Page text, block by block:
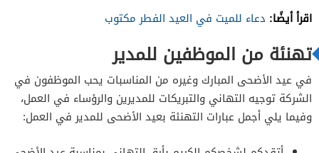
اقرأ أيضًا: دعاء للميت في العيد الفطر مكتوب
تهنئة من الموظفين للمدير
في عيد الأضحى المبارك وغيره من المناسبات يحب الموظفون في
الشركة توجيه التهاني والتبريكات للمديرين والرؤساء في العمل،
وفيما يلي أجمل عبارات التهنئة بعيد الأضحى للمدير في العمل: